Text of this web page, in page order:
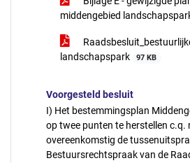
middengebied
landschapspark
97 KB
Voorgesteld besluit
I) Het bestemmingsplan
op twee punten te herstellen c.q.
overeenkomstig de
Bestuursrechtspraak van de